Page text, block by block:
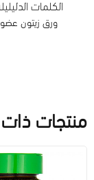
الكلمات
ورق زيتون عضوي طازج 100جم
منتجات